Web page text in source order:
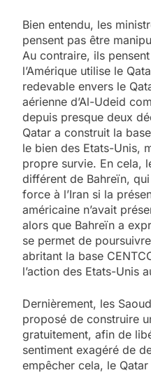
Bien entendu, les
pensent pas être
Au contraire, ils
l’Amérique utilise le
redevable envers le
aérienne d’Al-Udeid
depuis presque deux
Qatar a construit la
le bien des Etats-Unis,
propre survie. En cela,
différent de Bahreïn,
force à l’Iran si la
américaine n’avait
alors que Bahreïn a
se permet de
abritant la base
l’action des Etats-Unis
Dernièrement, les
proposé de construire
gratuitement, afin de
sentiment exagéré de
empêcher cela, le